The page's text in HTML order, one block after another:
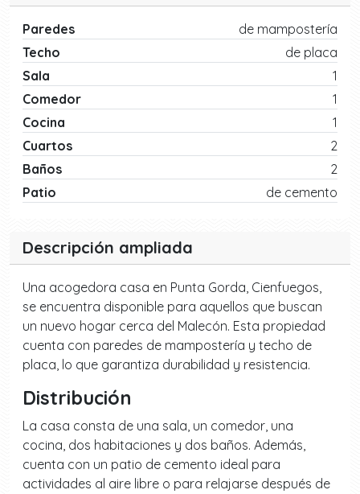
Paredes
de mampostería
Techo
de placa
Sala
1
Comedor
1
Cocina
1
Cuartos
2
Baños
2
Patio
de cemento
Descripción ampliada
Una acogedora casa en Punta Gorda, Cienfuegos,
se encuentra disponible para aquellos que buscan
un nuevo hogar cerca del Malecón. Esta propiedad
cuenta con paredes de mampostería y techo de
placa, lo que garantiza durabilidad y resistencia.
Distribución
La casa consta de una sala, un comedor, una
cocina, dos habitaciones y dos baños. Además,
cuenta con un patio de cemento ideal para
actividades al aire libre o para relajarse después de